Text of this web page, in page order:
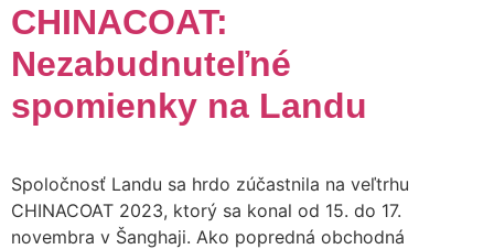
CHINACOAT:
Nezabudnuteľné
spomienky na Landu
Spoločnosť Landu sa hrdo zúčastnila na veľtrhu
CHINACOAT 2023, ktorý sa konal od 15. do 17.
novembra v Šanghaji. Ako popredná obchodná